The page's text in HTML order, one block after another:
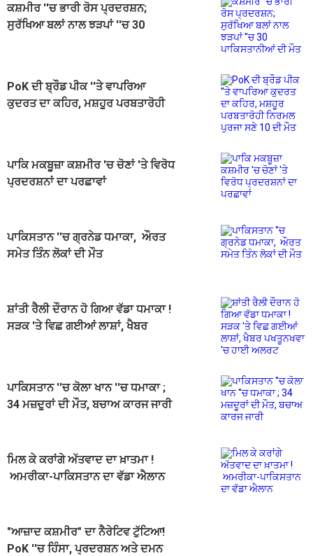
ਕਸ਼ਮੀਰ ''ਚ ਭਾਰੀ ਰੋਸ ਪ੍ਰਦਰਸ਼ਨ;
ਸੁਰੱਖਿਆ ਬਲਾਂ ਨਾਲ ਝੜਪਾਂ ''ਚ 30
PoK ਦੀ ਬ੍ਰੌਡ ਪੀਕ ''ਤੇ ਵਾਪਰਿਆ
ਕੁਦਰਤ ਦਾ ਕਹਿਰ, ਮਸ਼ਹੂਰ ਪਰਬਤਾਰੋਹੀ
ਪਾਕਿ ਮਕਬੂਜ਼ਾ ਕਸ਼ਮੀਰ 'ਚ ਚੋਣਾਂ 'ਤੇ ਵਿਰੋਧ
ਪ੍ਰਦਰਸ਼ਨਾਂ ਦਾ ਪਰਛਾਵਾਂ
ਪਾਕਿਸਤਾਨ ''ਚ ਗ੍ਰਨੇਡ ਧਮਾਕਾ, ਔਰਤ
ਸਮੇਤ ਤਿੰਨ ਲੋਕਾਂ ਦੀ ਮੌਤ
ਸ਼ਾਂਤੀ ਰੈਲੀ ਦੌਰਾਨ ਹੋ ਗਿਆ ਵੱਡਾ ਧਮਾਕਾ !
ਸੜਕ 'ਤੇ ਵਿਛ ਗਈਆਂ ਲਾਸ਼ਾਂ, ਖੈਬਰ
ਪਾਕਿਸਤਾਨ ''ਚ ਕੋਲਾ ਖਾਨ ''ਚ ਧਮਾਕਾ ;
34 ਮਜ਼ਦੂਰਾਂ ਦੀ ਮੌਤ, ਬਚਾਅ ਕਾਰਜ ਜਾਰੀ
ਮਿਲ ਕੇ ਕਰਾਂਗੇ ਅੱਤਵਾਦ ਦਾ ਖ਼ਾਤਮਾ !
ਅਮਰੀਕਾ-ਪਾਕਿਸਤਾਨ ਦਾ ਵੱਡਾ ਐਲਾਨ
"ਆਜ਼ਾਦ ਕਸ਼ਮੀਰ" ਦਾ ਨੈਰੇਟਿਵ ਟੁੱਟਿਆ!
PoK ''ਚ ਹਿੰਸਾ, ਪ੍ਰਦਰਸ਼ਨ ਅਤੇ ਦਮਨ